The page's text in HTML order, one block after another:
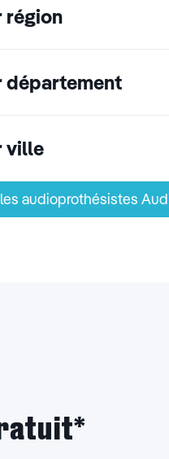
région
département
ville
audioprothésistes